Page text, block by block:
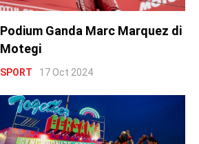
Podium Ganda Marc Marquez di
Motegi
SPORT 17 Oct 2024